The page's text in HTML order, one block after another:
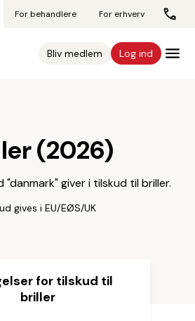
For behandlere For erhverv
Bliv medlem Log ind
(2026)
"danmark" giver i tilskud til briller.
gives i EU/EØS/UK
for tilskud til
briller